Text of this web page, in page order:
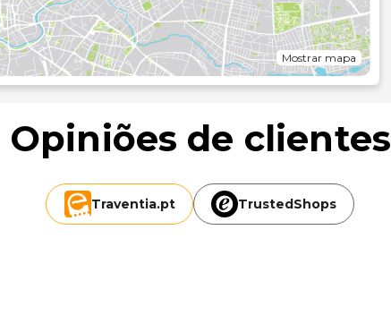
26,7 mi
mi
- 176,5 km/109,7 mi
Mostrar mapa
Opiniões de clientes
Traventia.pt TrustedShops